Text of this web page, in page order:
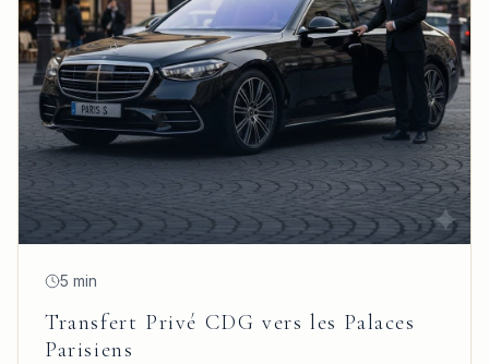
5 min
Transfert Privé CDG vers les Palaces
Parisiens